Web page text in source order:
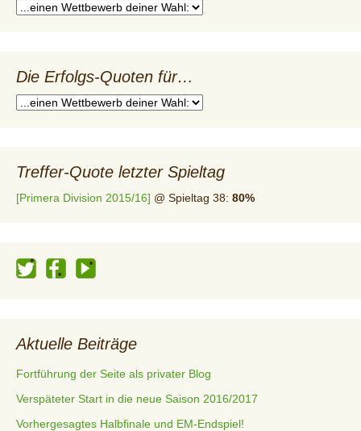
Die Erfolgs-Quoten für…
Treffer-Quote letzter Spieltag
[Primera Division 2015/16] @ Spieltag 38: 80%
Aktuelle Beiträge
Fortführung der Seite als privater Blog
Verspäteter Start in die neue Saison 2016/2017
Vorhergesagtes Halbfinale und EM-Endspiel!